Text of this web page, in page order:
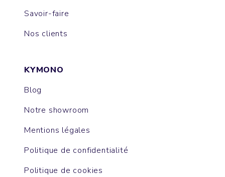
Savoir-faire
Nos clients
KYMONO
Blog
Notre showroom
Mentions légales
Politique de confidentialité
Politique de cookies